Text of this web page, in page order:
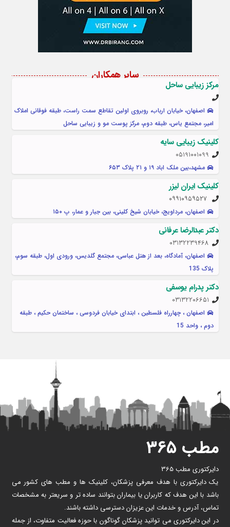
سایر همکاران
مرکز زیبایی ساحل
اصفهان، خیابان ارباب، روبروی اولین تقاطع سمت راست، طبقه فوقانی املاک
امیر، مجتمع یاس، طبقه دوم، مرکز پوست مو و زیبایی ساحل
کلینیک زیبایی سایه
05191001099
مشهد،بین ملک اباد ۱۹ و ۲۱ پلاک ۶۵۳
کلینیک ایران لیزر
اصفهان، مرداویج، خیابان شیخ کلینی، بین جبار و عمار، پ ۱۵۰
دکتر عبدالرضا عرفانی
03132239468
اصفهان، آمادگاه، بعد از هتل عباسی، مجتمع گلدیس، ورودی اول، طبقه سوم،
پلاک 135
دکتر پدرام یوسفی
03132206651
اصفهان ، چهارراه فلسطین ، ابتدای خیابان فردوسی ، ساختمان حکیم ، طبقه
دوم ، واحد 15
مطب ۳۶۵
دایرکتوری مطب 365
یک دایرکتوری با هدف معرفی پزشکان، کلینیک ها و مطب های کشور می
باشد با این هدف که کاربران یا بیماران بتوانند ساده تر و سریعتر به مشخصات
تماس، آدرس و خدمات این عزیزان دسترسی داشته باشند.
در این دایرکتوری می توانید پزشکان گوناگون با حوزه فعالیت متفاوت، از جمله